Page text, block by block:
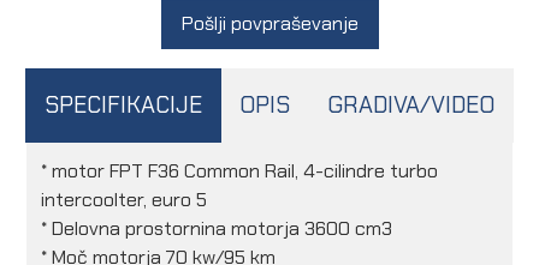
Pošlji povpraševanje
SPECIFIKACIJE OPIS GRADIVA/VIDEO
* motor FPT F36 Common Rail, 4-cilindre turbo
intercoolter, euro 5
* Delovna prostornina motorja 3600 cm3
* Moč motorja 70 kw/95 km